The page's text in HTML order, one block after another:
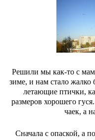
Решили мы как-то с
зиме, и нам стало жалко
летающие птички,
размеров хорошего
чаек, а
Сначала с опаской, а